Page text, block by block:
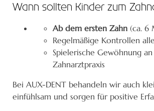
Wann sollten Kinder zum
Ab dem ersten Zahn (ca. 6
Regelmäßige Kontrollen
Spielerische Gewöhnung
Zahnarztpraxis
Bei AUX-DENT behandeln wir auch
einfühlsam und sorgen für positive